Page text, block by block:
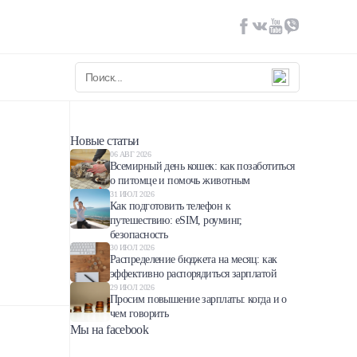
Новые статьи
06 АВГ 2026
Всемирный день кошек: как позаботиться
о питомце и помочь животным
31 ИЮЛ 2026
Как подготовить телефон к
путешествию: eSIM, роуминг,
безопасность
30 ИЮЛ 2026
Распределение бюджета на месяц: как
эффективно распорядиться зарплатой
29 ИЮЛ 2026
Просим повышение зарплаты: когда и о
чем говорить
Мы на facebook